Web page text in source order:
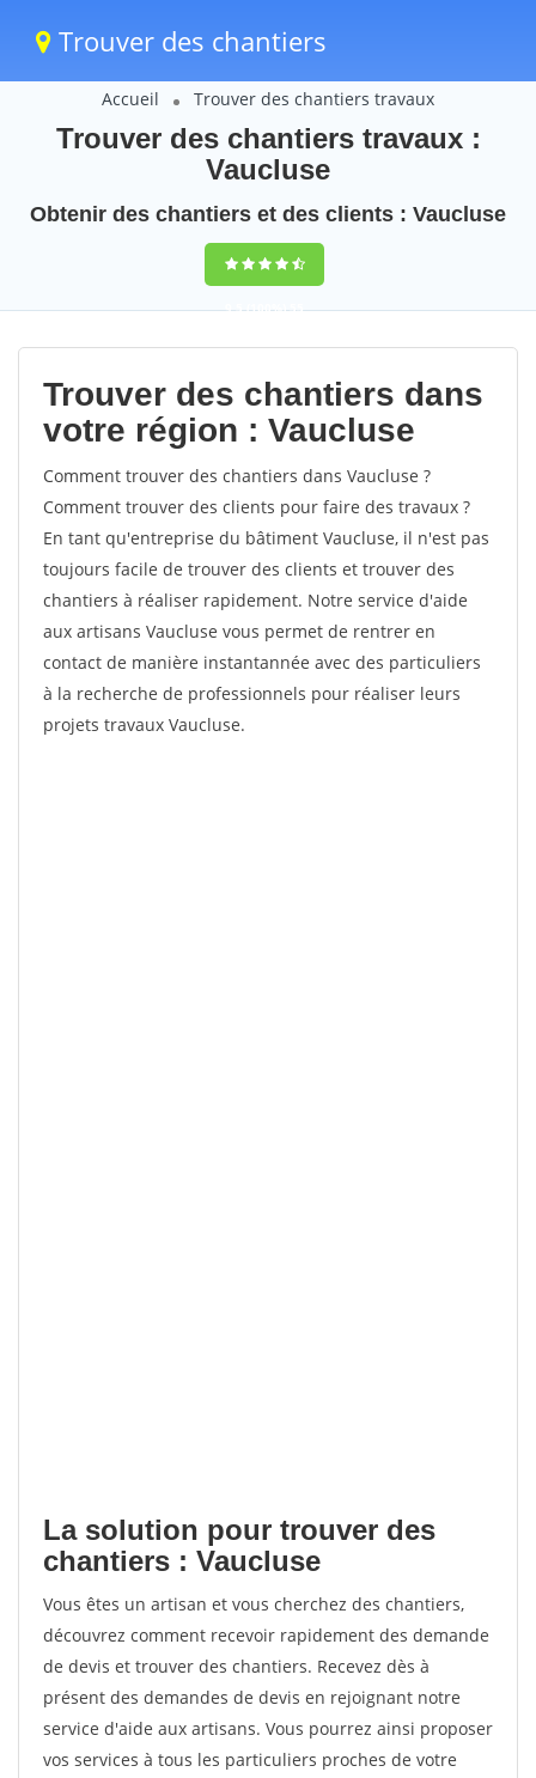
Trouver des chantiers
Accueil Trouver des chantiers travaux
Trouver des chantiers travaux :
Vaucluse
Obtenir des chantiers et des clients : Vaucluse
9,5(100%)55
votes
Trouver des chantiers dans
votre région : Vaucluse
Comment trouver des chantiers dans Vaucluse ?
Comment trouver des clients pour faire des travaux ?
En tant qu'entreprise du bâtiment Vaucluse, il n'est pas
toujours facile de trouver des clients et trouver des
chantiers à réaliser rapidement. Notre service d'aide
aux artisans Vaucluse vous permet de rentrer en
contact de manière instantannée avec des particuliers
à la recherche de professionnels pour réaliser leurs
projets travaux Vaucluse.
La solution pour trouver des
chantiers : Vaucluse
Vous êtes un artisan et vous cherchez des chantiers,
découvrez comment recevoir rapidement des demande
de devis et trouver des chantiers. Recevez dès à
présent des demandes de devis en rejoignant notre
service d'aide aux artisans. Vous pourrez ainsi proposer
vos services à tous les particuliers proches de votre